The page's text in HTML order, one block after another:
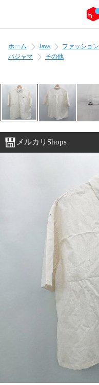
ホーム Java ファッション
パジャマ
その他
メルカリShops